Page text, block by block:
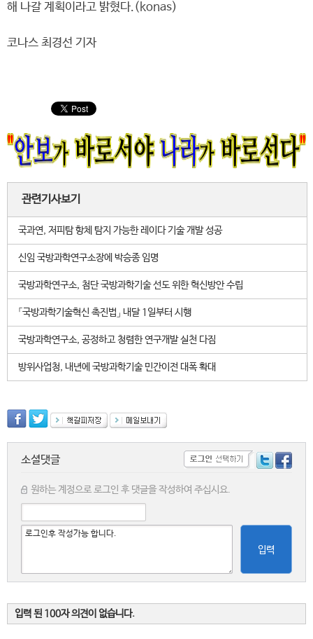
해 나갈 계획이라고 밝혔다.(konas)
코나스 최경선 기자
관련기사보기
국과연, 저피탐 항체 탐지 가능한 레이다 기술 개발 성공
신임 국방과학연구소장에 박승종 임명
국방과학연구소, 첨단 국방과학기술 선도 위한 혁신방안 수립
「국방과학기술혁신 촉진법」 내달 1일부터 시행
국방과학연구소, 공정하고 청렴한 연구개발 실천 다짐
방위사업청, 내년에 국방과학기술 민간이전 대폭 확대
소셜댓글
원하는 계정으로 로그인 후 댓글을 작성하여 주십시요.
입력
입력 된 100자 의견이 없습니다.